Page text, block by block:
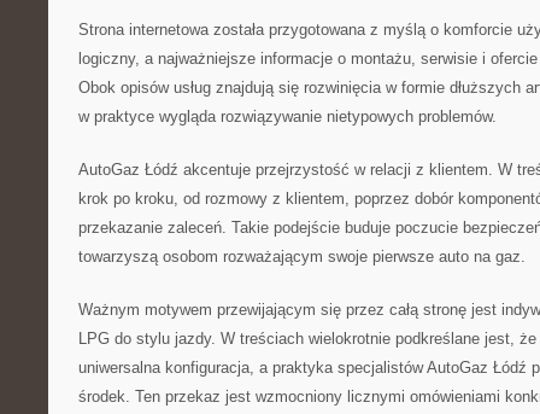
Strona internetowa została przygotowana z myślą o komforcie
logiczny, a najważniejsze informacje o montażu, serwisie i
Obok opisów usług znajdują się rozwinięcia w formie dłuższych
w praktyce wygląda rozwiązywanie nietypowych problemów.
AutoGaz Łódź akcentuje przejrzystość w relacji z klientem. W
krok po kroku, od rozmowy z klientem, poprzez dobór
przekazanie zaleceń. Takie podejście buduje poczucie
towarzyszą osobom rozważającym swoje pierwsze auto na gaz.
Ważnym motywem przewijającym się przez całą stronę jest
LPG do stylu jazdy. W treściach wielokrotnie podkreślane jest,
uniwersalna konfiguracja, a praktyka specjalistów AutoGaz Łódź
środek. Ten przekaz jest wzmocniony licznymi omówieniami